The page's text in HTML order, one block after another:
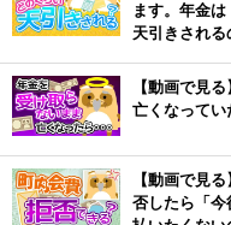
ます。年金
天引きされる
【動画で見
亡くなって
【動画で見
否したら「今